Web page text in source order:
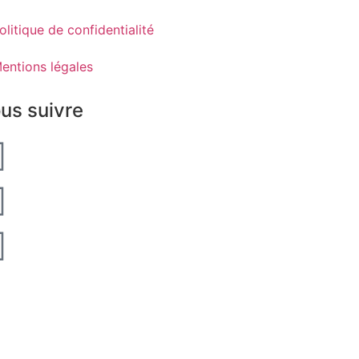
de confidentialité
légales
suivre